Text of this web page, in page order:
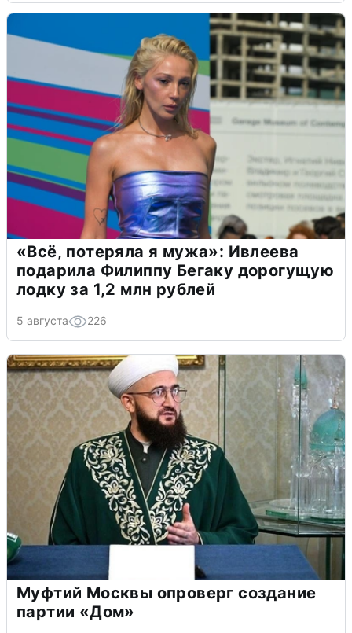
«Всё, потеряла я мужа»: Ивлеева
подарила Филиппу Бегаку дорогущую
лодку за 1,2 млн рублей
5 августа 226
Муфтий Москвы опроверг создание
партии «Дом»